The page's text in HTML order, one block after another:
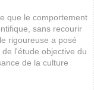
que le comportement
sans recourir
rigoureuse a posé
de l'étude objective du
de la culture